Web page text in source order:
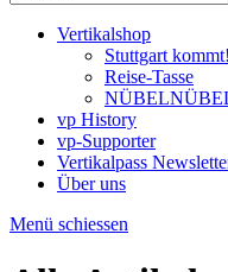
Vertikalshop
Stuttgart kommt!
Reise-Tasse
vp History
vp-Supporter
Vertikalpass
Über uns
Menü schiessen